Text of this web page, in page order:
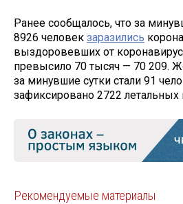
Ранее сообщалось, что за
8926 человек заразились
выздоровевших от
превысило 70 тысяч — 70 209.
за минувшие сутки стали 91
зафиксировано 2722 летальных
Рекомендуемые материалы